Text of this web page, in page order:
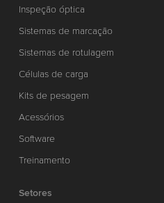
Inspeção óptica
Sistemas de marcação
Sistemas de rotulagem
Células de carga
Kits de pesagem
Acessórios
Software
Treinamento
Setores